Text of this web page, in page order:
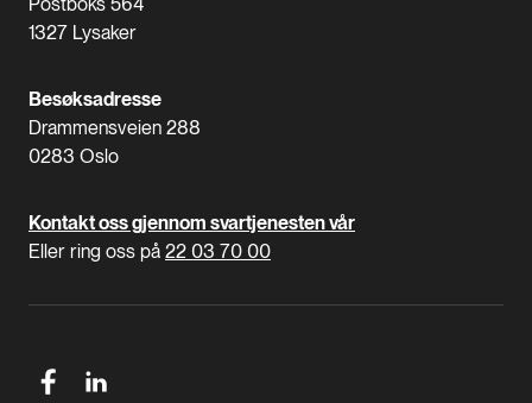
1327 Lysaker
Besøksadresse
Drammensveien 288
0283 Oslo
Kontakt oss gjennom svartjenesten vår
Eller ring oss på 22 03 70 00